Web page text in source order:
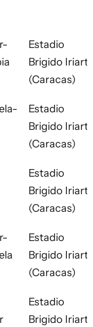
Estadio
Brigido
(Caracas)
Estadio
Brigido
(Caracas)
Estadio
Brigido
(Caracas)
Estadio
Brigido
(Caracas)
Estadio
Brigido